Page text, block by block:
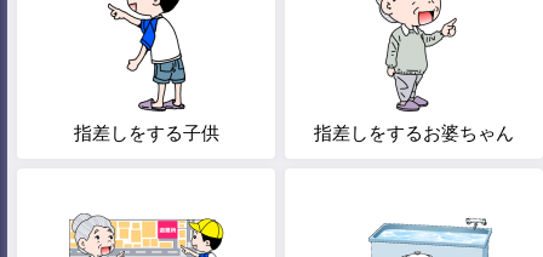
指差しをする子供 指差しをするお婆ちゃん